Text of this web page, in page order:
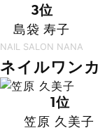
3位
島袋 寿子
NAIL SALON NANA
ネイルワン
1位
笠原 久美子